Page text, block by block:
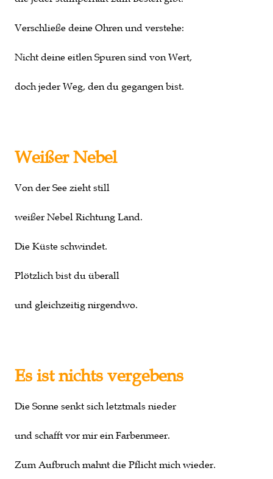
Verschließe deine Ohren und verstehe:
Nicht deine eitlen Spuren sind von Wert,
doch jeder Weg, den du gegangen bist.
Weißer Nebel
Von der See zieht still
weißer Nebel Richtung Land.
Die Küste schwindet.
Plötzlich bist du überall
und gleichzeitig nirgendwo.
Es ist nichts vergebens
Die Sonne senkt sich letztmals nieder
und schafft vor mir ein Farbenmeer.
Zum Aufbruch mahnt die Pflicht mich wieder.